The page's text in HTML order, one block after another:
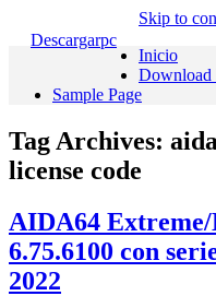
Descargarpc
Skip to
Inicio
Download
Sample Page
Tag Archives:
license code
AIDA64
6.75.6100 con
2022